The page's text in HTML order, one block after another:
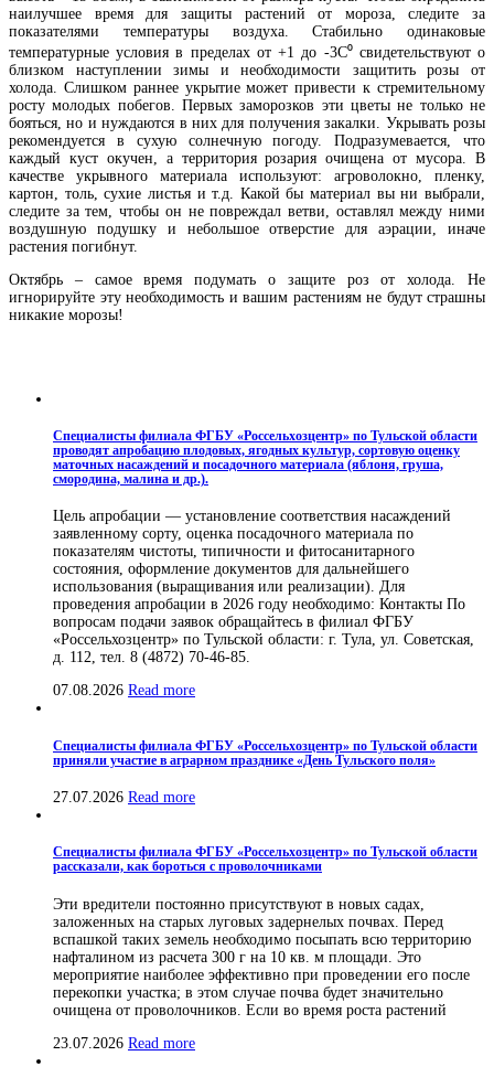
наилучшее время для защиты растений от мороза, следите за
показателями температуры воздуха. Стабильно одинаковые
температурные условия в пределах от +1 до -3С⁰ свидетельствуют о
близком наступлении зимы и необходимости защитить розы от
холода. Слишком раннее укрытие может привести к стремительному
росту молодых побегов. Первых заморозков эти цветы не только не
бояться, но и нуждаются в них для получения закалки. Укрывать розы
рекомендуется в сухую солнечную погоду. Подразумевается, что
каждый куст окучен, а территория розария очищена от мусора. В
качестве укрывного материала используют: агроволокно, пленку,
картон, толь, сухие листья и т.д. Какой бы материал вы ни выбрали,
следите за тем, чтобы он не повреждал ветви, оставлял между ними
воздушную подушку и небольшое отверстие для аэрации, иначе
растения погибнут.
Октябрь – самое время подумать о защите роз от холода. Не
игнорируйте эту необходимость и вашим растениям не будут страшны
никакие морозы!
Специалисты филиала ФГБУ «Россельхозцентр» по Тульской области
проводят апробацию плодовых, ягодных культур, сортовую оценку
маточных насаждений и посадочного материала (яблоня, груша,
смородина, малина и др.).
Цель апробации — установление соответствия насаждений
заявленному сорту, оценка посадочного материала по
показателям чистоты, типичности и фитосанитарного
состояния, оформление документов для дальнейшего
использования (выращивания или реализации). Для
проведения апробации в 2026 году необходимо: Контакты По
вопросам подачи заявок обращайтесь в филиал ФГБУ
«Россельхозцентр» по Тульской области: г. Тула, ул. Советская,
д. 112, тел. 8 (4872) 70-46-85.
07.08.2026 Read more
Специалисты филиала ФГБУ «Россельхозцентр» по Тульской области
приняли участие в аграрном празднике «День Тульского поля»
27.07.2026 Read more
Специалисты филиала ФГБУ «Россельхозцентр» по Тульской области
рассказали, как бороться с проволочниками
Эти вредители постоянно присутствуют в новых садах,
заложенных на старых луговых задернелых почвах. Перед
вспашкой таких земель необходимо посыпать всю территорию
нафталином из расчета 300 г на 10 кв. м площади. Это
мероприятие наиболее эффективно при проведении его после
перекопки участка; в этом случае почва будет значительно
очищена от проволочников. Если во время роста растений
23.07.2026 Read more